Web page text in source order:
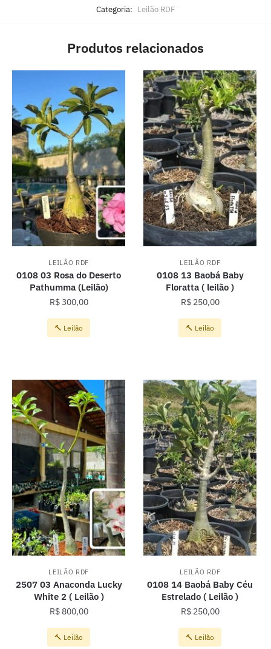
Categoria: Leilão RDF
Produtos relacionados
LEILÃO RDF
0108 03 Rosa do Deserto
Pathumma (Leilão)
R$300,00
🔨 Leilão
LEILÃO RDF
0108 13 Baobá Baby
Floratta ( leilão )
R$250,00
🔨 Leilão
LEILÃO RDF
2507 03 Anaconda Lucky
White 2 ( Leilão )
R$800,00
🔨 Leilão
LEILÃO RDF
0108 14 Baobá Baby Céu
Estrelado ( Leilão )
R$250,00
🔨 Leilão